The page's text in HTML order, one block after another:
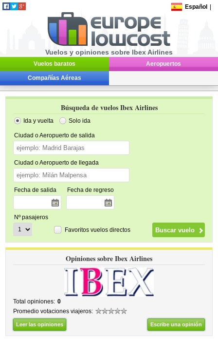
Español
Vuelos y opiniones sobre Ibex Airlines
Vuelos baratos Aeropuertos
Compañías Aéreas
Búsqueda de vuelos Ibex Airlines
Ida y vuelta Solo ida
Ciudad o Aeropuerto de salida
Ciudad o Aeropuerto de llegada
Fecha de salida Fecha de regreso
Nº pasajeros
Favoritos vuelos directos
Opiniones sobre Ibex Airlines
Total opiniones: 0
Promedio votaciones viajeros:
Leer las opiniones Escribe una opinión